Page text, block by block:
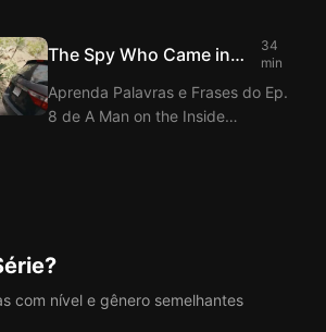
coreano do Langflix! O Langflix
oferece tradução dos Diálogos do
Ep. 7 de A Man on the Inside com
The Spy Who Came in
34
min
Aprenda Palavras e Frases do Ep.
8 de A Man on the Inside
a função de legendas duplas.
com nível e gênero semelhantes